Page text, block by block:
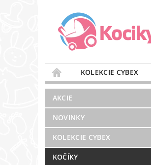
KOLEKCIE CYBEX
STAROSTLIVOSŤ O VZDUCH
BLOG
PREDAJŇA
AKCIE
NOVINKY
KOLEKCIE CYBEX
KOČÍKY